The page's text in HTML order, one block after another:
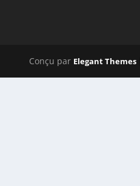
Conçu par Elegant Themes